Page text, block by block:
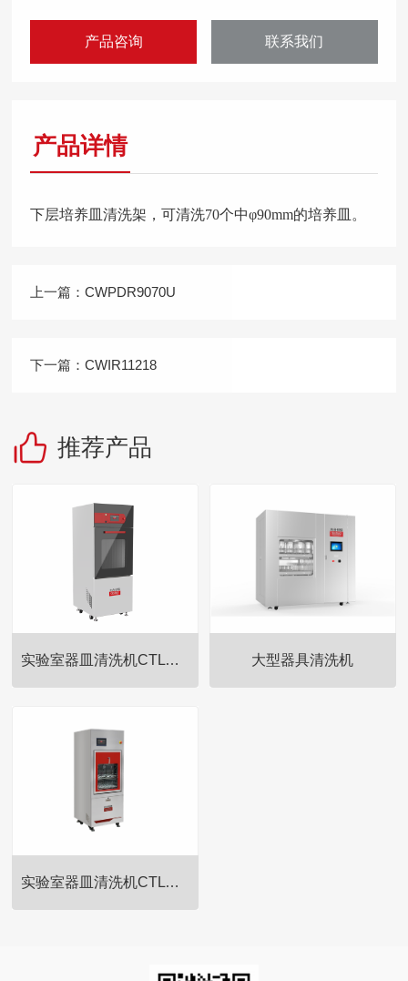
产品咨询 联系我们
产品详情
下层培养皿清洗架，可清洗70个中φ90mm的培养皿。
上一篇：CWPDR9070U
下一篇：CWIR11218
推荐产品
实验室器皿清洗机CTLW-280
中φ90mm的培养皿
大型器具清洗机
实验室器皿清洗机CTLW-320